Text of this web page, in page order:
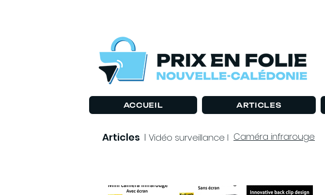
ACCUEIL ARTICLES
Articles I Vidéo surveillance I Caméra infrarouge